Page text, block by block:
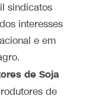
sindicatos
interesses
e em
de Soja
de